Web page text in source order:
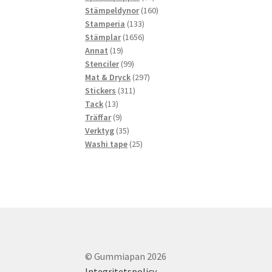
produkter
Stämpeldynor 160160
Stamperia 133133
produkter
Stämplar 16561656
Annat 1919
produkter
Stenciler 9999
produkter
Mat & Dryck 297297
Stickers 311311
Tack 1313
produkter
Träffar 99
produkter
Verktyg 3535
produkter
Washi tape 2525
© Gummiapan 2026